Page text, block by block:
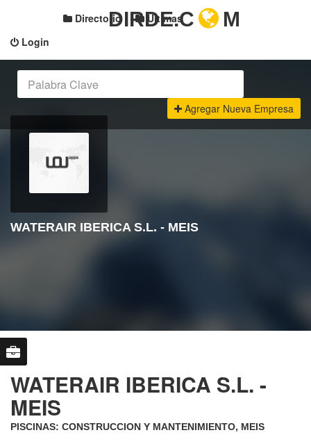
Login
Directorio Últimas
DIRDE.C M
Agregar Nueva Empresa
WATERAIR IBERICA S.L. - MEIS
WATERAIR IBERICA S.L. -
MEIS
PISCINAS: CONSTRUCCION Y MANTENIMIENTO, MEIS